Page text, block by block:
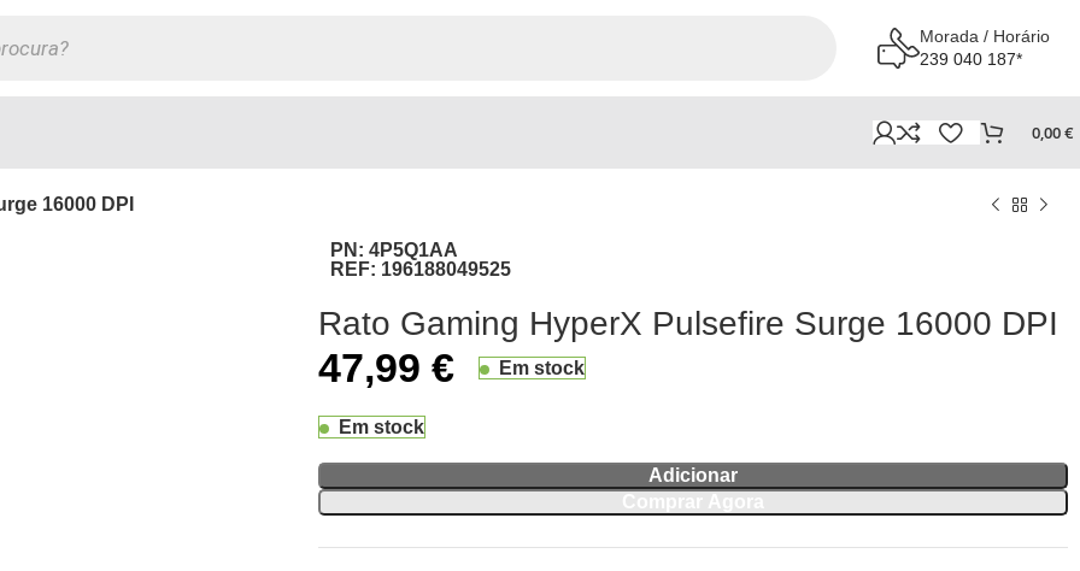
Morada / Horário
239 040 187*
0,00€
16000 DPI
PN: 4P5Q1AA
REF: 196188049525
Rato Gaming HyperX Pulsefire Surge 16000 DPI
47,99 € Em stock
Em stock
Adicionar